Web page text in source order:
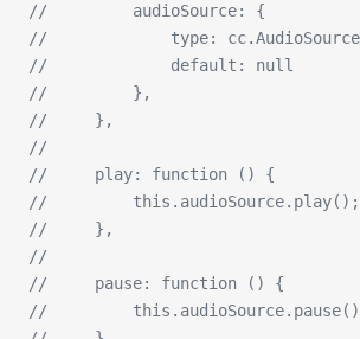
//         audioSource: {
//             type:
//             default: null
//         },
//     },
//
//     play: function () {
//         this.audioSource.play();
//     },
//
//     pause: function () {
//